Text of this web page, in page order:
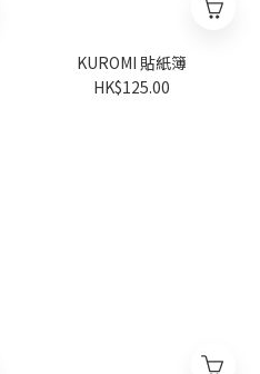
KUROMI 貼紙簿
HK$125.00